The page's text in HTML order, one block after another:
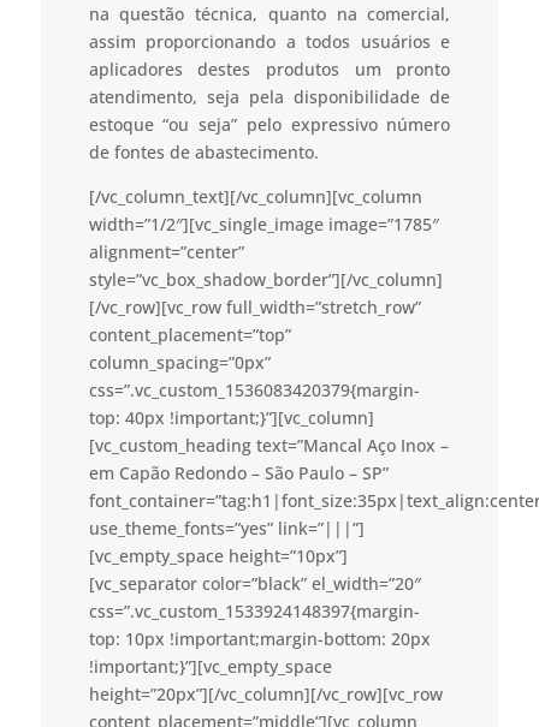
na questão técnica, quanto na comercial,
assim proporcionando a todos usuários e
aplicadores destes produtos um pronto
atendimento, seja pela disponibilidade de
estoque “ou seja” pelo expressivo número
de fontes de abastecimento.
[/vc_column_text][/vc_column][vc_column
width=”1/2″][vc_single_image image=”1785″
alignment=”center”
style=”vc_box_shadow_border”][/vc_column]
[/vc_row][vc_row full_width=”stretch_row”
content_placement=”top”
column_spacing=”0px”
css=”.vc_custom_1536083420379{margin-
top: 40px !important;}”][vc_column]
[vc_custom_heading text=”Mancal Aço Inox –
em Capão Redondo – São Paulo – SP”
use_theme_fonts=”yes” link=”|||”]
[vc_empty_space height=”10px”]
[vc_separator color=”black” el_width=”20″
css=”.vc_custom_1533924148397{margin-
top: 10px !important;margin-bottom: 20px
!important;}”][vc_empty_space
height=”20px”][/vc_column][/vc_row][vc_row
content_placement=”middle”][vc_column